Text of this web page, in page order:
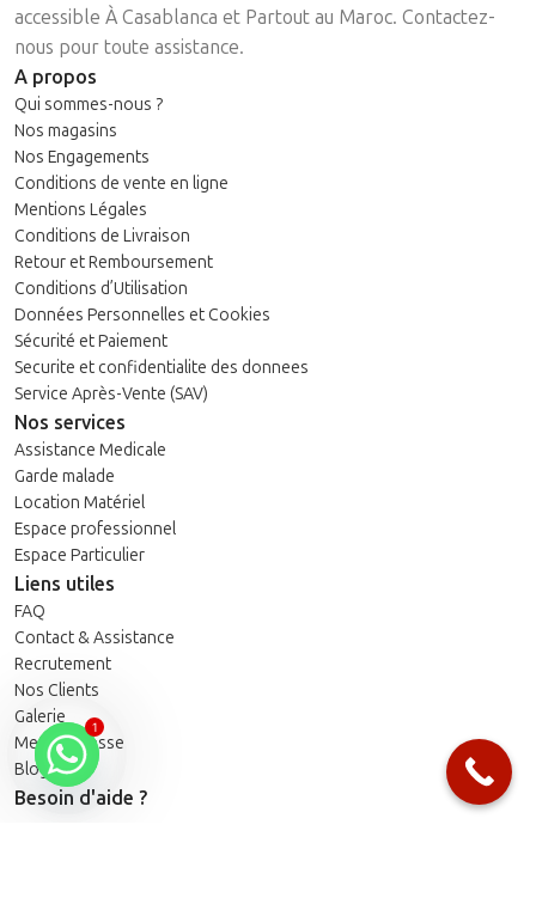
accessible À Casablanca et Partout au Maroc. Contactez-
nous pour toute assistance.
A propos
Qui sommes-nous ?
Nos magasins
Nos Engagements
Conditions de vente en ligne
Mentions Légales
Conditions de Livraison
Retour et Remboursement
Conditions d’Utilisation
Données Personnelles et Cookies
Sécurité et Paiement
Securite et confidentialite des donnees
Service Après-Vente (SAV)
Nos services
Assistance Medicale
Garde malade
Location Matériel
Espace professionnel
Espace Particulier
Liens utiles
FAQ
Contact & Assistance
Recrutement
Nos Clients
Galerie
Media / Presse
Blog
Besoin d'aide ?
1